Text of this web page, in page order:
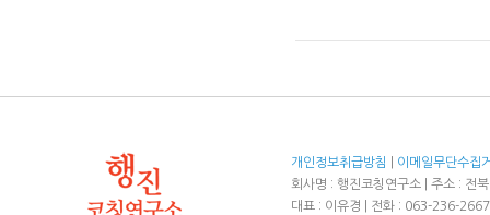
개인정보취급방침
이메일무단수집
회사명 : 행진코칭연구소 | 주소 : 전
대표 : 이유경 | 전화 : 063-236-